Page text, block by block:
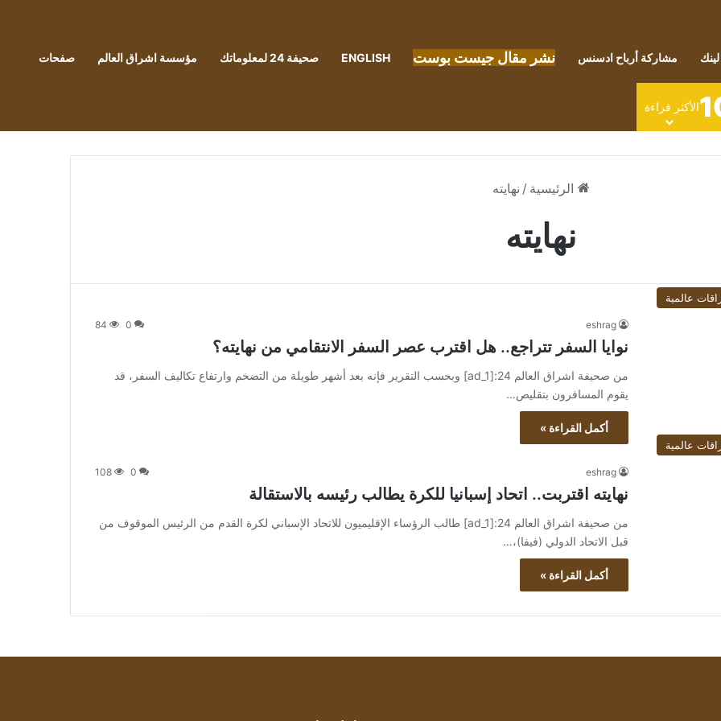
مشاركة أرباح ادسنس نشر مقال جيست بوست ENGLISH صحيفة 24 لمعلوماتك مؤسسة اشراق العالم صفحات
الأكثر قراءة
الرئيسية / نهايته
نهايته
عالمية
eshrag
0
84
نوايا السفر تتراجع.. هل اقترب عصر السفر الانتقامي من نهايته؟
من صحيفة اشراق العالم 24:[ad_1] وبحسب التقرير فإنه بعد أشهر طويلة من التضخم وارتفاع تكاليف السفر، قد
يقوم المسافرون بتقليص…
أكمل القراءة »
عالمية
eshrag
0
108
نهايته اقتربت.. اتحاد إسبانيا للكرة يطالب رئيسه بالاستقالة
من صحيفة اشراق العالم 24:[ad_1] طالب الرؤساء الإقليميون للاتحاد الإسباني لكرة القدم من الرئيس الموقوف من
قبل الاتحاد الدولي (فيفا)،…
أكمل القراءة »